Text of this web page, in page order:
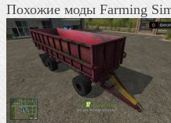
Похожие моды Farming